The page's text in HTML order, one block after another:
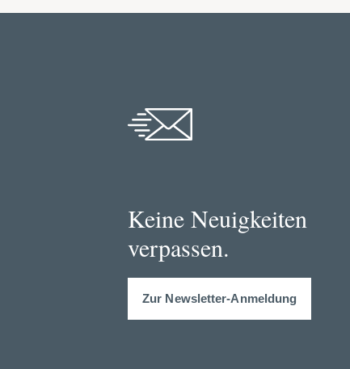
Keine Neuigkeiten
verpassen.
Zur Newsletter-Anmeldung